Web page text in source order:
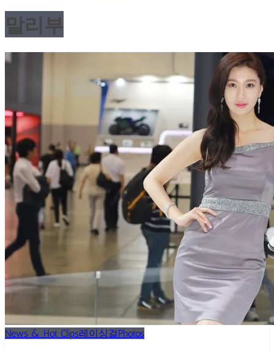
말리부
News & Hot Clips레이싱걸Photos